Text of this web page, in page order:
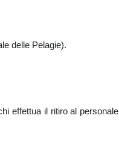
delle Pelagie).
effettua il ritiro al personale